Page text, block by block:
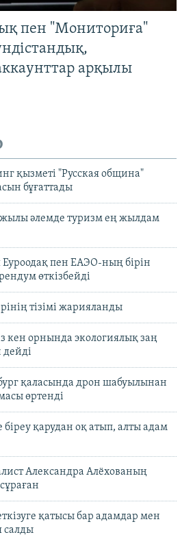
пен "Мониториға"
арқылы
қызметі "Русская община"
бұғаттады
әлемде туризм ең жылдам
пен ЕАЭО-ның бірін
өткізбейді
тізімі жарияланды
кен орнында экологиялық заң
дейді
қаласында дрон шабуылынан
өртенді
біреу қарудан оқ атып, алты адам
Александра Алёхованың
қатысы бар адамдар мен
салды